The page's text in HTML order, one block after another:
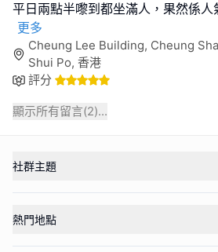
平日兩點半嚟到都坐滿人，果然係
更多
Cheung Lee Building, Cheung
Shui Po, 香港
評分
顯示所有留言(2)...
社群主題
熱門地點